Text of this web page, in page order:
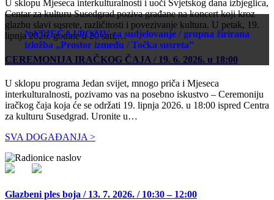
NATJEČAJ/POZIV za sudjelovanje / grupna žirirana
izložba „Prostor između / Točka susreta”
U sklopu Mjeseca interkulturalnosti i uoči Svjetskog dana izbjeglica,
Centar za kulturu Susedgrad poziva građane na koncert koji kroz
glazbu slavi susrete, različitosti i povezivanje kultura. U petak, 19.
lipnja 2026. godine u 20 sati,…
CEREMONIJA IRAČKOG ČAJA / 19. 6. 2026. u 18:00
U sklopu programa Jedan svijet, mnogo priča i Mjeseca
interkulturalnosti, pozivamo vas na posebno iskustvo – Ceremoniju
iračkog čaja koja će se održati 19. lipnja 2026. u 18:00 ispred Centra
za kulturu Susedgrad. Uronite u…
SVA DOGAĐANJA >
Glazbeni ples boja / 13. 7. 2026. / 10:30 – 12:00